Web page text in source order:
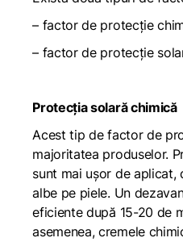
– factor de protecție
– factor de protecție
Protecția solară chimică
Acest tip de factor de
majoritatea produselor.
sunt mai ușor de aplicat,
albe pe piele. Un
eficiente după 15-20 de
asemenea, cremele